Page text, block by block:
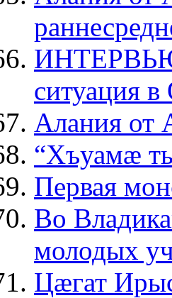
ситуация в
Алания от
“Хъуамæ
Первая
Во
молодых
Цæгат